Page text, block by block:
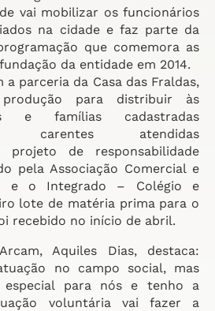
vai mobilizar os funcionários
na cidade e faz parte da
que comemora as
da entidade em 2014.
parceria da Casa das Fraldas,
para distribuir às
e famílias cadastradas
carentes atendidas
projeto de responsabilidade
pela Associação Comercial e
e o Integrado – Colégio e
lote de matéria prima para o
recebido no início de abril.
Aquiles Dias, destaca:
no campo social, mas
para nós e tenho a
voluntária vai fazer a